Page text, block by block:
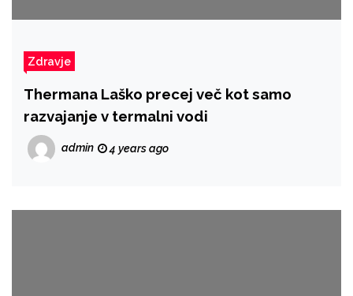
Zdravje
Thermana Laško precej več kot samo
razvajanje v termalni vodi
admin 4 years ago